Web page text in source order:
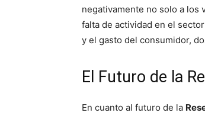
negativamente no solo a los
falta de actividad en el
y el gasto del consumidor,
El Futuro de la
En cuanto al futuro de la